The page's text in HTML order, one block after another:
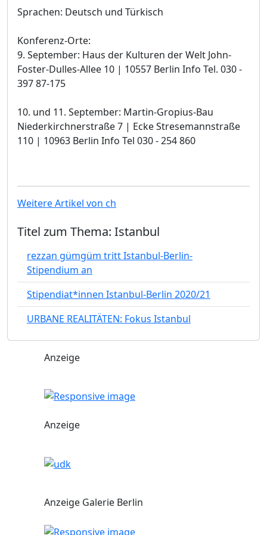
Sprachen: Deutsch und Türkisch
Konferenz-Orte:
9. September: Haus der Kulturen der Welt John-
Foster-Dulles-Allee 10 | 10557 Berlin Info Tel. 030 -
397 87-175
10. und 11. September: Martin-Gropius-Bau
Niederkirchnerstraße 7 | Ecke Stresemannstraße
110 | 10963 Berlin Info Tel 030 - 254 860
Weitere Artikel von ch
Titel zum Thema: Istanbul
rezzan gümgüm tritt Istanbul-Berlin-
Stipendium an
Stipendiat*innen Istanbul-Berlin 2020/21
URBANE REALITÄTEN: Fokus Istanbul
Anzeige
Anzeige
Anzeige Galerie Berlin